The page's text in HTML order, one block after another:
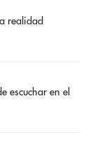
realidad
escuchar en el